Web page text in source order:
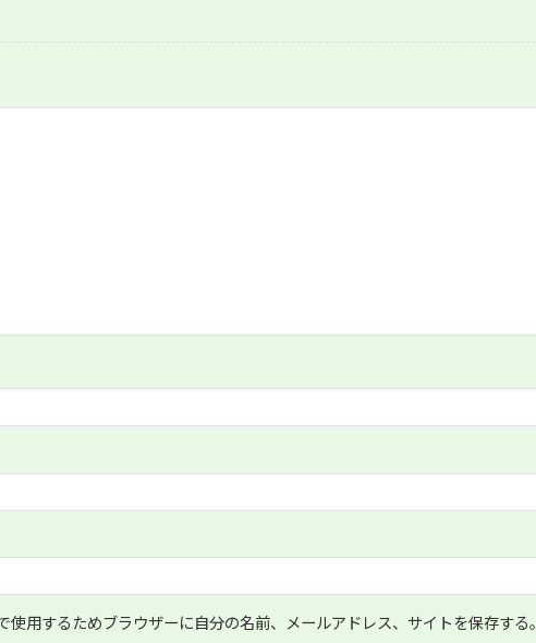
使用するためブラウザーに自分の名前、メールアドレス、サイトを保存する。